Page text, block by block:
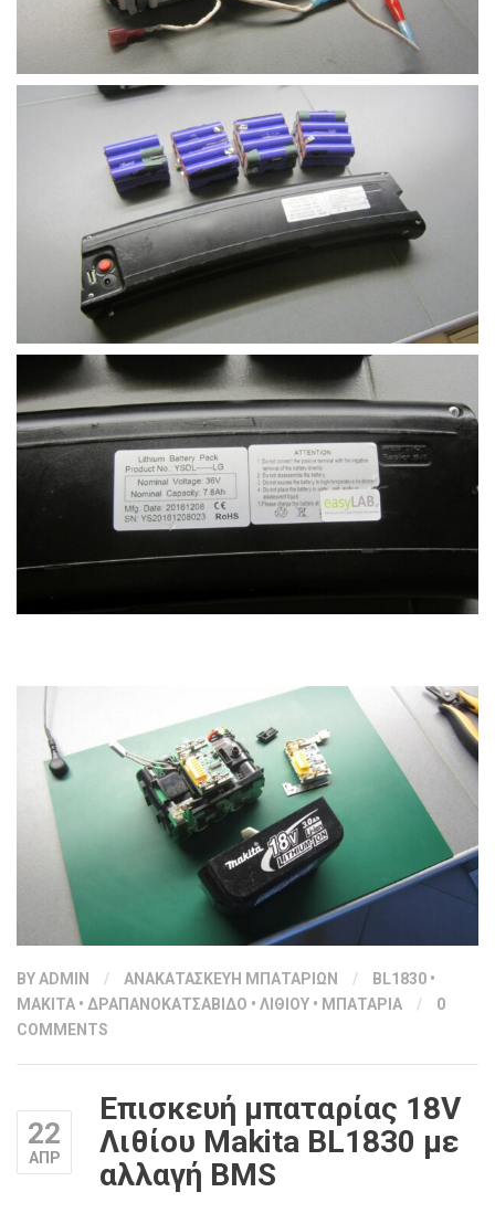
BYADMIN / ΑΝΑΚΑΤΑΣΚΕΥΗ ΜΠΑΤΑΡΙΩΝ / BL1830 •
MAKITA • ΔΡΑΠΑΝΟΚΑΤΣΑΒΙΔΟ • ΛΙΘΙΟΥ • ΜΠΑΤΑΡΙΑ /
0
COMMENTS
22
ΑΠΡ
Επισκευή μπαταρίας 18V
Λιθίου Makita BL1830 με
αλλαγή BMS